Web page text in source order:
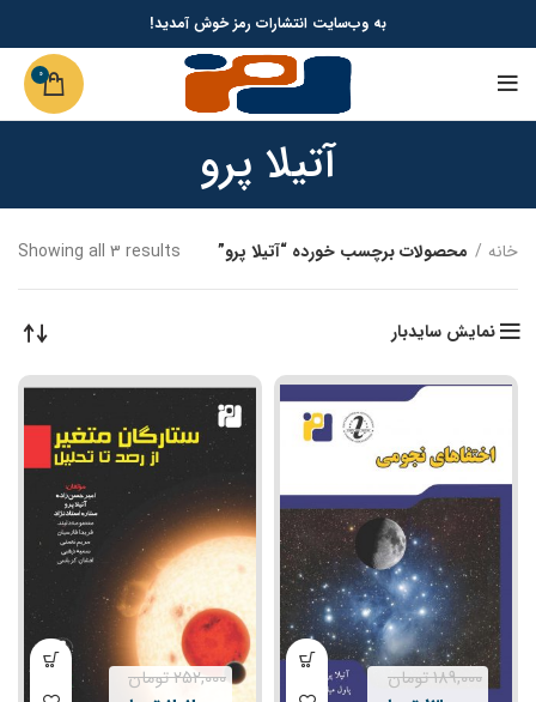
به وب‌سایت انتشارات رمز خوش آمدید!
0
آتیلا پرو
خانه محصولات برچسب خورده “آتیلا پرو” Showing all 3 results
نمایش سایدبار
189,000تومان 252,000تومان